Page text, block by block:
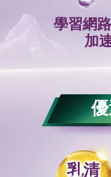
學習網
加
乳清